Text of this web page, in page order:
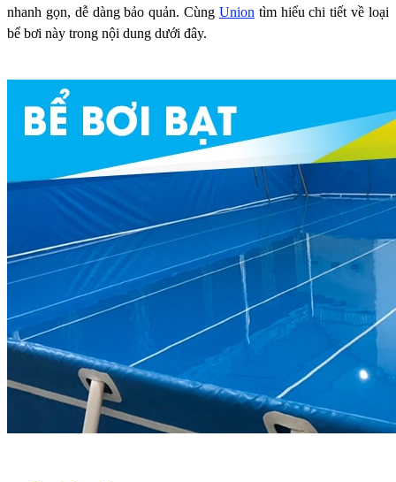
nhanh gọn, dễ dàng bảo quản. Cùng Union tìm hiểu chi tiết về loại
bể bơi này trong nội dung dưới đây.